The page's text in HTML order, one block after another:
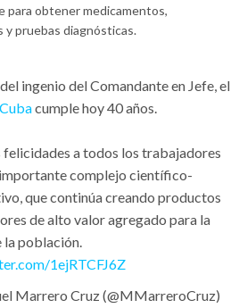
para obtener medicamentos,
y pruebas diagnósticas.
ingenio del Comandante en Jefe, el
cumple hoy 40 años.
felicidades a todos los trabajadores
complejo científico-
que continúa creando productos
de alto valor agregado para la
la población.
1ejRTCFJ6Z
Marrero Cruz (@MMarreroCruz)